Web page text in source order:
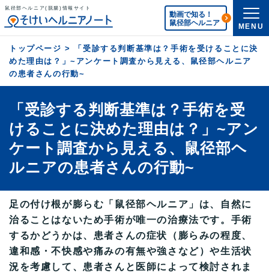
鼠径部ヘルニア(脱腸)情報サイト
動画で知る！
鼠径部ヘルニア
MENU
トップページ >
「受診する判断基準は？手術を受けることに決
めた理由は？」~アンケート調査から見える、鼠径部ヘルニア
の患者さんの行動~
「受診する判断基準は？手術を受
けることに決めた理由は？」~アン
ケート調査から見える、鼠径部ヘ
ルニアの患者さんの行動~
足の付け根が膨らむ「鼠径部ヘルニア」は、自然に
治ることはないため手術が唯一の治療法です。手術
するかどうかは、患者さんの症状（膨らみの程度、
違和感・不快感や痛みの有無や強さなど）や生活状
況を考慮して、患者さんと医師によって検討されま